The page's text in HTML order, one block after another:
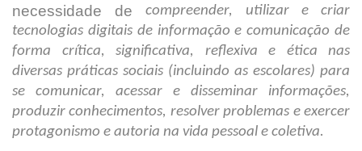
necessidade decompreender, utilizar e criar
tecnologias digitais de informação e comunicação de
forma crítica, significativa, reflexiva e ética nas
diversas práticas sociais (incluindo as escolares) para
se comunicar, acessar e disseminar informações,
produzir conhecimentos, resolver problemas e exercer
protagonismo e autoria na vida pessoal e coletiva.